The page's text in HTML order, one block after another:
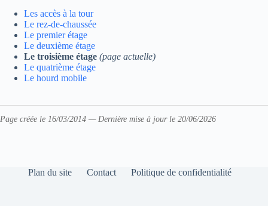
Les accès à la tour
Le rez-de-chaussée
Le premier étage
Le deuxième étage
Le troisième étage (page actuelle)
Le quatrième étage
Le hourd mobile
Page créée le 16/03/2014 — Dernière mise à jour le 20/06/2026
Plan du site Contact Politique de confidentialité